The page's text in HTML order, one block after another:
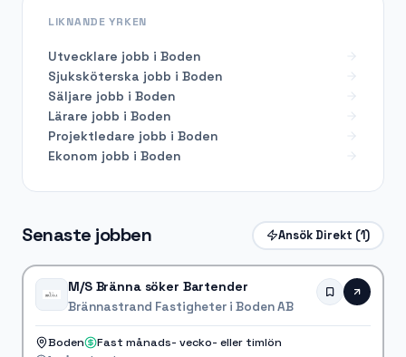
Senaste jobben Ansök Direkt (1)
M/S Bränna söker Bartender
Brännastrand Fastigheter i Boden AB
Boden
Fast månads- vecko- eller timlön
LIKNANDE YRKEN
Utvecklare jobb i Boden
Sjuksköterska jobb i Boden
Säljare jobb i Boden
Lärare jobb i Boden
Projektledare jobb i Boden
Ekonom jobb i Boden